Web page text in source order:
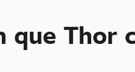
que Thor